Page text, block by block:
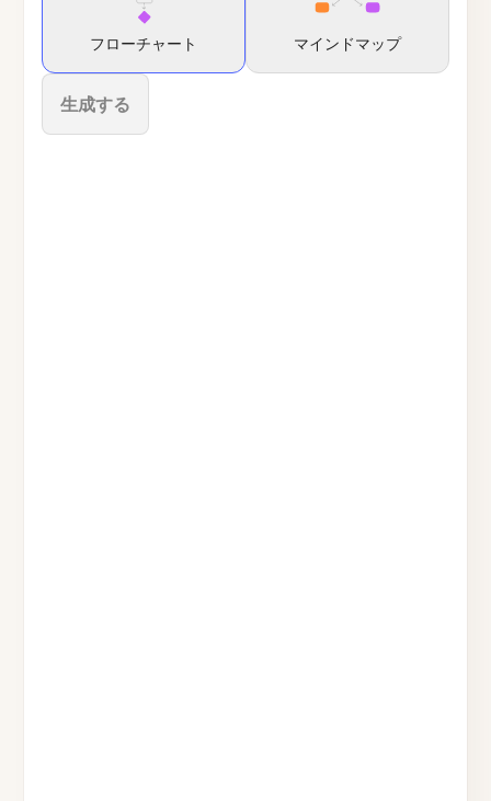
フローチャート マインドマップ
生成する